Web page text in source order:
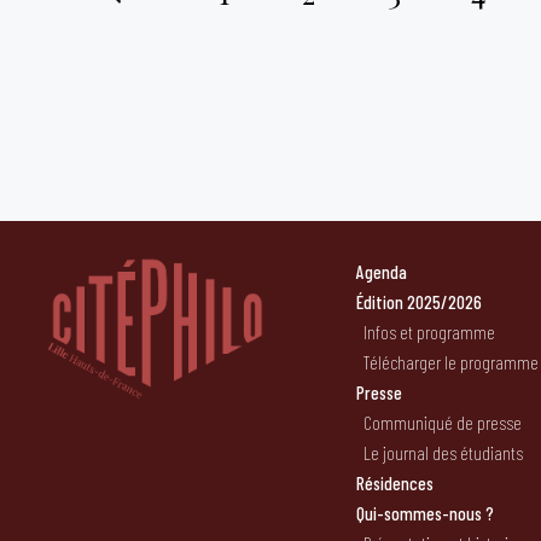
Agenda
Édition 2025/2026
Infos et programme
Télécharger le programme
Presse
Communiqué de presse
Le journal des étudiants
Résidences
Qui-sommes-nous ?